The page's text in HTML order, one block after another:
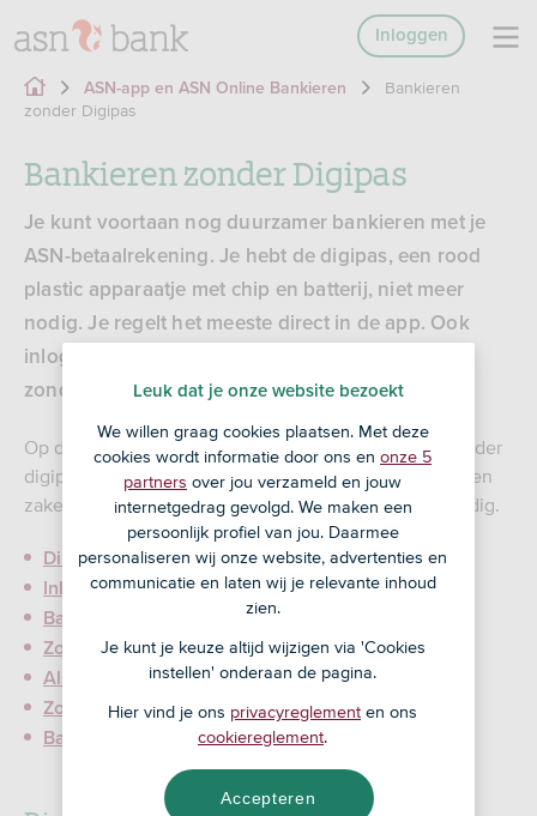
Inloggen
ASN-app en ASN Online Bankieren
Bankieren
zonder Digipas
Bankieren zonder Digipas
Je kunt voortaan nog duurzamer bankieren met je
ASN-betaalrekening. Je hebt de digipas, een rood
plastic apparaatje met chip en batterij, niet meer
nodig. Je regelt het meeste direct in de app. Ook
inloggen op onze website kan heel eenvoudig
zonder digipas.
Op deze pagina vind je informatie over bankieren zonder
digipas. Dit geldt voor je particuliere rekening. Voor een
zakelijke rekening blijft de digipas vooralsnog wel nodig.
Direct alles regelen in de app
Inloggen op de website zonder digipas
Back-up voor de app
Zo zet je de digipas uit
Als je de digipas wilt blijven gebruiken
Zo bankier je duurzamer
Bankieren zonder digipas is veilig
Leuk dat je onze website bezoekt
We willen graag cookies plaatsen. Met deze
cookies wordt informatie door ons en onze 5
partners over jou verzameld en jouw
internetgedrag gevolgd. We maken een
persoonlijk profiel van jou. Daarmee
personaliseren wij onze website, advertenties en
communicatie en laten wij je relevante inhoud
zien.
Je kunt je keuze altijd wijzigen via 'Cookies
instellen' onderaan de pagina.
Hier vind je ons privacyreglement en ons
cookiereglement.
Accepteren